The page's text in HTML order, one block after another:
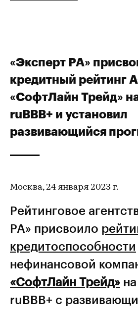
«Эксперт РА»
кредитный рейтинг
«СофтЛайн Трейд»
ruBBB+ и установил
развивающийся
Москва, 24 января 2023 г.
Рейтинговое
РА» присвоило
кредитоспособности
нефинансовой
«СофтЛайн Трейд»
ruBBB+ с